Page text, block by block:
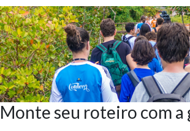
Monte seu roteiro com a